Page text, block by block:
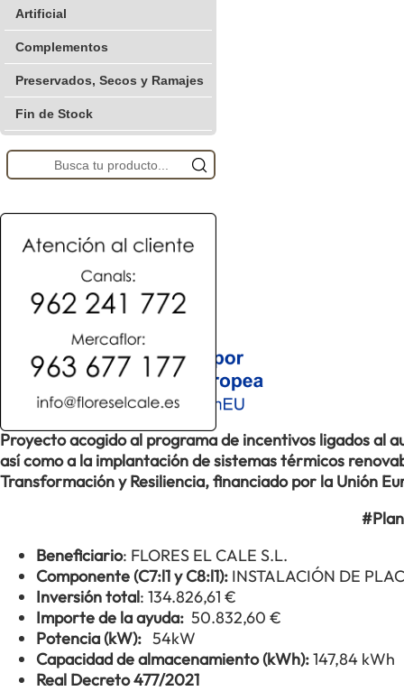
Artificial
Complementos
Preservados, Secos y Ramajes
Fin de Stock
Proyecto acogido al programa de incentivos ligados al
así como a la implantación de sistemas térmicos
Transformación y Resiliencia, financiado por la Unión
Beneficiario: FLORES EL CALE S.L.
Componente (C7:l1 y C8:l1): INSTALACIÓN DE
Inversión total: 134.826,61 €
Importe de la ayuda: 50.832,60 €
Potencia (kW): 54kW
Capacidad de almacenamiento (kWh):147,84 kWh
Real Decreto 477/2021